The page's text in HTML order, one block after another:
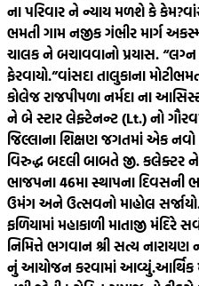
ના પરિવાર ને ન્યાય મળશે કે કેમ?
ભમતી ગામ નજીક ગંભીર માર્ગ
ચાલક ને બચાવવાનો પ્રયાસ.
ફેરવાયો.”વાંસદા તાલુકાના
કોલેજ રાજપીપળા નર્મદા ના
ને બે સ્ટાર લેફ્ટેનન્ટ (Lt.) નો
જિલ્લાના શિક્ષણ જગતમાં એક નવો
વિરુદ્ધ બદલી બાબતે જી.
ભાજપના 46મા સ્થાપના દિવસની
ઉમંગ અને ઉત્સવનો માહોલ
ફળિયામાં મહાકાળી માતાજી
નિમિત્તે ભગવાન શ્રી સત્ય
નું આયોજન કરવામાં આવ્યું.આર્થિક